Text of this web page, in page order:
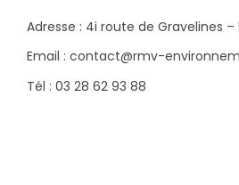
Adresse : 4i route de Gravelines –
Email : contact@rmv-
Tél : 03 28 62 93 88